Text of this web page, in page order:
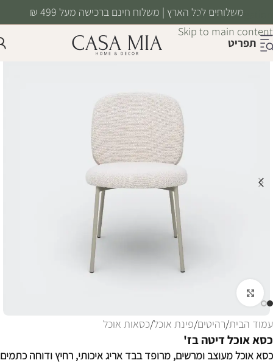
Skip to navigation
Skip to main content
משלוחים לכל הארץ | משלוח חינם ברכישה מעל 499 ₪
תפריט
לחצו להגדלה
עמוד הבית/רהיטים/פינת אוכל/כסאות אוכל
כסא אוכל דיטה בז'
כסא אוכל מעוצב ומרשים, מרופד בבד אריג איכותי, רחיץ ודוחה כתמים